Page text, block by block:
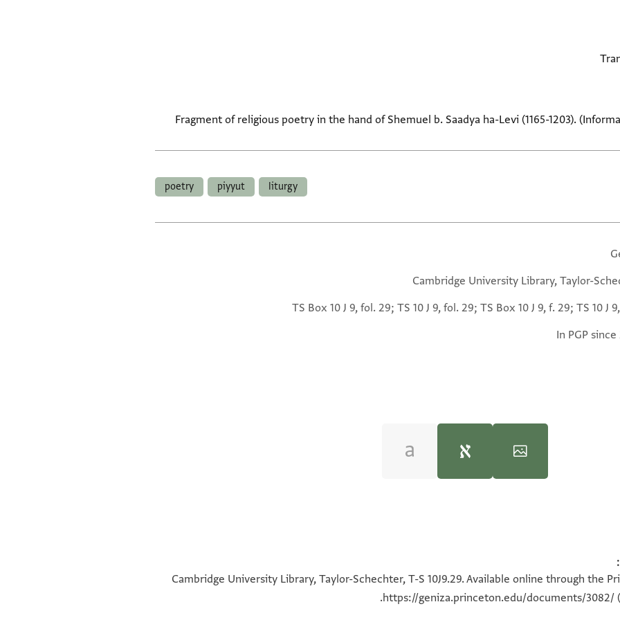
Fragment of religious poetry in the hand of Shemuel b. Saadya ha-Levi (1165-1203).
liturgy
piyyut
poetry
Cambridge University Library, Taylor-
TS Box 10 J 9, fol. 29; TS 10 J 9, fol. 29; TS Box 10 J 9, f. 29; TS 10 J
In PGP
. . . . . .
. . . . . . .
העם הזה הפלא ופלא
100%
Cambridge University Library, Taylor-Schechter, T-S 10J9.29. Available online through the
https://geniza.princeton.edu/documents/3082/